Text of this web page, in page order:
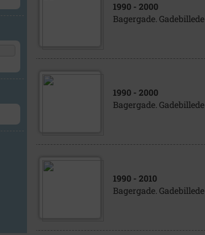
1990 - 2000
Bagergade. Gadebillede
1990 - 2000
Bagergade. Gadebillede
1990 - 2010
Bagergade. Gadebillede